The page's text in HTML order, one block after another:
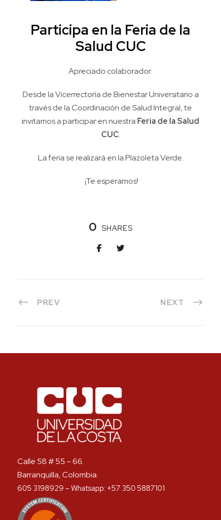
Participa en la Feria de la
Salud CUC
Apreciado colaborador:
Desde la Vicerrectoría de Bienestar Universitario a
través de la Coordinación de Salud Integral, te
invitamos a participar en nuestra Feria de la Salud
CUC.
La feria se realizará en la Plazoleta Verde.
¡Te esperamos!
0 SHARES
PREV NEXT
Calle 58 # 55 – 66.
Barranquilla, Colombia.
605 3198929 – Whatsapp: +57 350 5887101